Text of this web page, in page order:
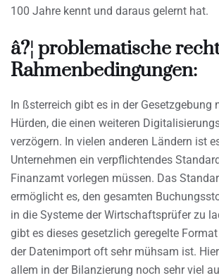
100 Jahre kennt und daraus gelernt hat.
â?¦ problematische
Rahmenbedingungen:
In ßsterreich gibt es in der Gesetzgebung
Hürden, die einen weiteren
verzögern. In vielen anderen Ländern ist
Unternehmen ein verpflichtendes
Finanzamt vorlegen müssen. Das
ermöglicht es, den gesamten
in die Systeme der Wirtschaftsprüfer zu
gibt es dieses gesetzlich geregelte
der Datenimport oft sehr mühsam ist.
allem in der Bilanzierung noch sehr viel